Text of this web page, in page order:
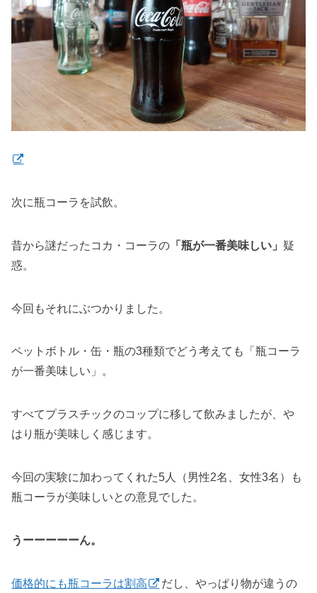
次に瓶コーラを試飲。
昔から謎だったコカ・コーラの 「瓶が一番美味しい」 疑
惑。
今回もそれにぶつかりました。
ペットボトル・缶・瓶の3種類でどう考えても「瓶コーラ
が一番美味しい」。
すべてプラスチックのコップに移して飲みましたが、や
はり瓶が美味しく感じます。
今回の実験に加わってくれた5人（男性2名、女性3名）も
瓶コーラが美味しいとの意見でした。
うーーーーーん。
価格的にも瓶コーラは割高
だし、やっぱり物が違うの